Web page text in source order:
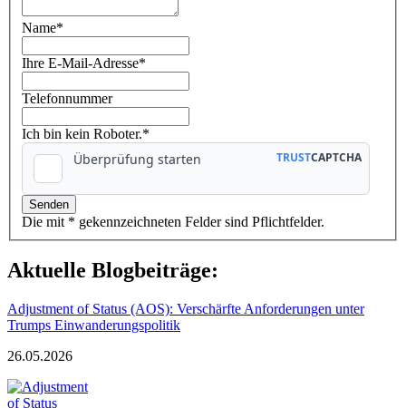
Name*
Ihre E-Mail-Adresse*
Telefonnummer
Ich bin kein Roboter.*
Die mit * gekennzeichneten Felder sind Pflichtfelder.
Aktuelle Blogbeiträge:
Adjustment of Status (AOS): Verschärfte Anforderungen unter
Trumps Einwanderungspolitik
26.05.2026